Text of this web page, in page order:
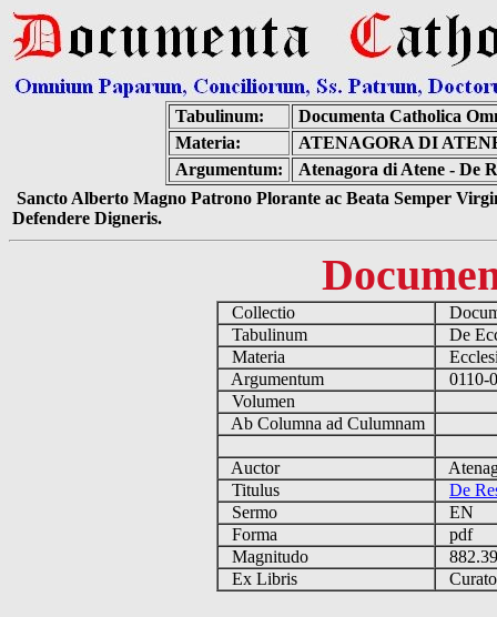
Tabulinum:
Documenta Catholica
Materia:
ATENAGORA DI
Argumentum:
Atenagora di Atene - De
Sancto Alberto Magno Patrono Plorante ac Beata Semper
Defendere Digneris.
Collectio
Tabulinum
De
Materia
Argumentum
0110-
Volumen
Ab Columna ad Culumnam
Auctor
Titulus
De
Sermo
EN
Forma
pdf
Magnitudo
Ex Libris